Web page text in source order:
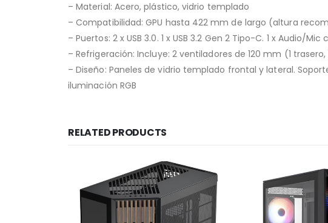
– Material: Acero, plástico, vidrio templado
– Compatibilidad: GPU hasta 422 mm de largo (altura
– Puertos: 2 x USB 3.0. 1 x USB 3.2 Gen 2 Tipo-C. 1 x Audio/
– Refrigeración: Incluye: 2 ventiladores de 120 mm (1
– Diseño: Paneles de vidrio templado frontal y lateral.
iluminación RGB
RELATED PRODUCTS